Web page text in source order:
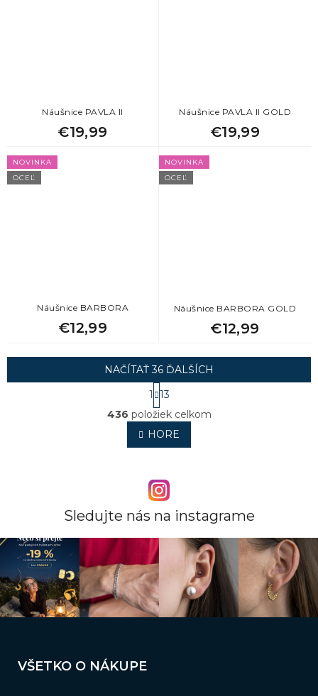
Náušnice PAVLA II
€19,99
Náušnice PAVLA II GOLD
€19,99
NOVINKA
OCEĽ
Náušnice BARBORA
€12,99
NOVINKA
OCEĽ
Náušnice BARBORA GOLD
€12,99
O
v
l
á
c
i
e
r
v
k
y
v
ý
NAČÍTAŤ 36 ĎALŠÍCH
S
t
r
á
n
k
a
n
e
1
13
436 položiek celkom
HORE
Sledujte nás na instagrame
VŠETKO O NÁKUPE